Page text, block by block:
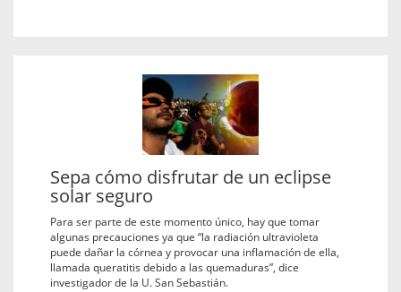
Sepa cómo disfrutar de un eclipse
solar seguro
Para ser parte de este momento único, hay que tomar
algunas precauciones ya que “la radiación ultravioleta
puede dañar la córnea y provocar una inflamación de ella,
llamada queratitis debido a las quemaduras”, dice
investigador de la U. San Sebastián.